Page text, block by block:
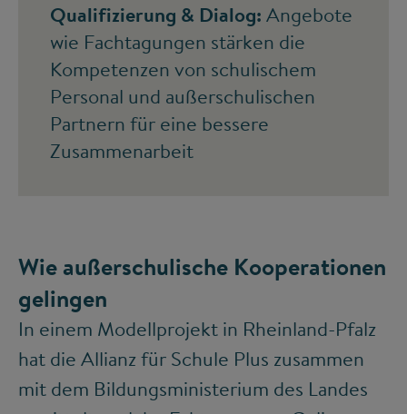
Qualifizierung & Dialog: Angebote
wie Fachtagungen stärken die
Kompetenzen von schulischem
Personal und außerschulischen
Partnern für eine bessere
Zusammenarbeit
Wie außerschulische Kooperationen
gelingen
In einem Modellprojekt in Rheinland-Pfalz
hat die Allianz für Schule Plus zusammen
mit dem Bildungsministerium des Landes